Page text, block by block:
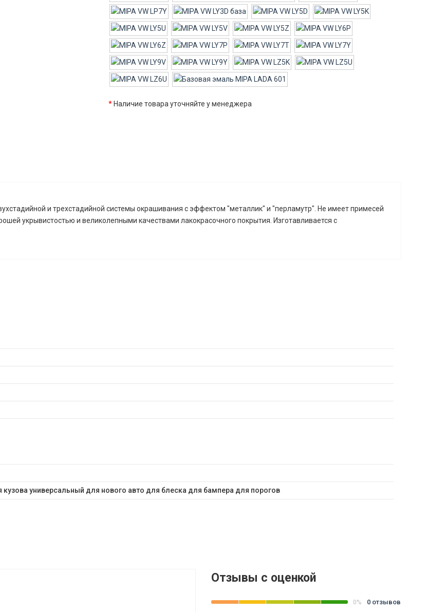
* Наличие товара уточняйте у менеджера
и трехстадийной системы окрашивания с эффектом "металлик" и "перламутр". Не имеет примесей
укрывистостью и великолепными качествами лакокрасочного покрытия. Изготавливается с
универсальный для нового авто для блеска для бампера для порогов
Отзывы с оценкой
0% 0 отзывов